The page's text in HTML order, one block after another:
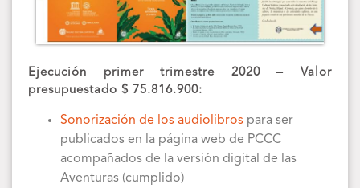
Ejecución primer trimestre 2020 – Valor
presupuestado $ 75.816.900:
Sonorización de los audiolibros para ser
publicados en la página web de PCCC
acompañados de la versión digital de las
Aventuras (cumplido)